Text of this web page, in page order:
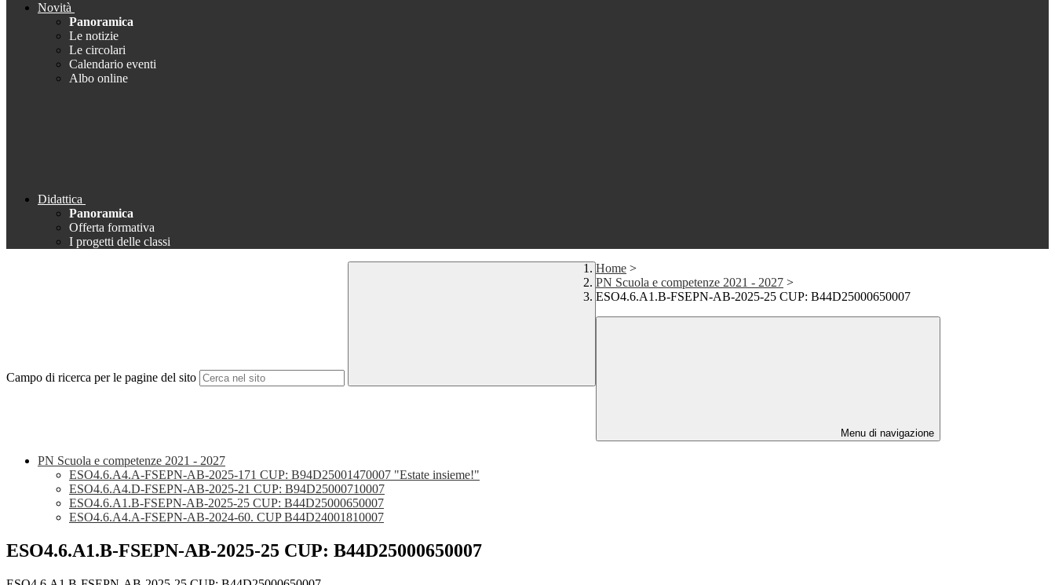
Novità
Panoramica
Le notizie
Le circolari
Calendario eventi
Albo online
Didattica
Panoramica
Offerta formativa
I progetti delle classi
Campo di ricerca per le pagine del sito
Home >
PN Scuola e competenze 2021 - 2027 >
ESO4.6.A1.B-FSEPN-AB-2025-25 CUP: B44D25000650007
Menu di navigazione
PN Scuola e competenze 2021 - 2027
ESO4.6.A4.A-FSEPN-AB-2025-171 CUP: B94D25001470007 "Estate insieme!"
ESO4.6.A4.D-FSEPN-AB-2025-21 CUP: B94D25000710007
ESO4.6.A1.B-FSEPN-AB-2025-25 CUP: B44D25000650007
ESO4.6.A4.A-FSEPN-AB-2024-60. CUP B44D24001810007
ESO4.6.A1.B-FSEPN-AB-2025-25 CUP: B44D25000650007